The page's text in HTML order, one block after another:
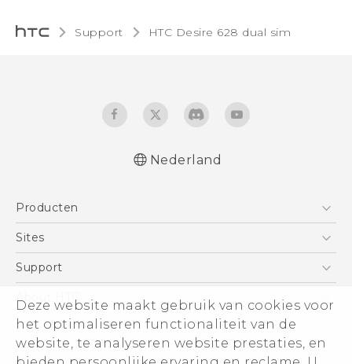
Deze website maakt gebruik van cookies voor
het optimaliseren functionaliteit van de
website, te analyseren website prestaties, en
Support HTC Desire 628 dual sim‎
Nederlands - Gebruikershandleiding
wettelijke voorschriften
Deutsch - Informationen zur Sicherheit und
behördliche Bestimmungen
English - Quick start guide
Nederland
Producten
Telefoons
Vive
Accessoires
Sites
HTC Vive
Aan de slag
Support
Support voor eCommerce
About HTC
ESG
Informatie over het bedrijf